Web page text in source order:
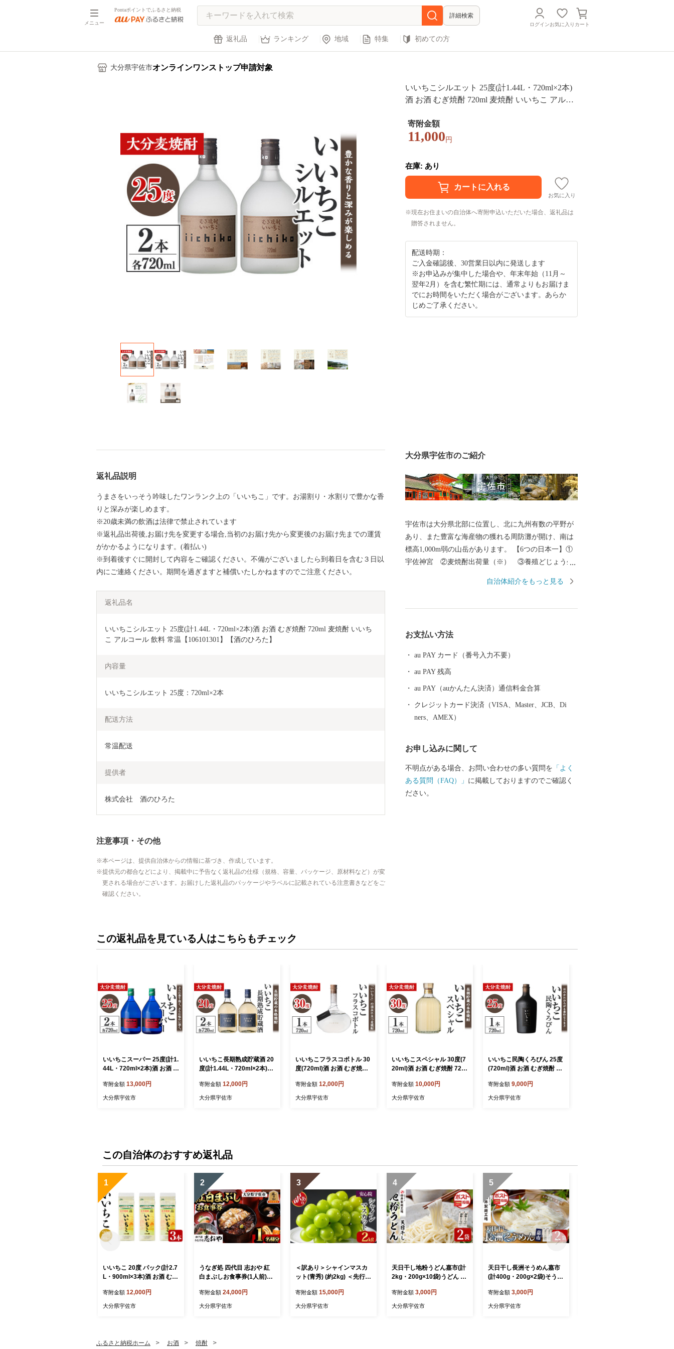
メニュー
Pontaポイントでふるさと納税
詳細検索
ログインお気に入り カート
返礼品 ランキング 地域 特集 初めての方
大分県宇佐市オンラインワンストップ申請対象
いいちこシルエット 25度(計1.44L・720ml×2本)
酒 お酒 むぎ焼酎 720ml 麦焼酎 いいちこ アルコ
寄附金額
11,000 円
在庫: あり
お気に入り
現在お住まいの自治体へ寄附申込いただいた場合、返礼品は
贈答されません。
配送時期：
ご入金確認後、30営業日以内に発送します
※お申込みが集中した場合や、年末年始（11月～
翌年2月）を含む繁忙期には、通常よりもお届けま
でにお時間をいただく場合がございます。あらか
じめご了承ください。
返礼品説明
うまさをいっそう吟味したワンランク上の「いいちこ」です。お湯割り・水割りで豊かな香
りと深みが楽しめます。
※20歳未満の飲酒は法律で禁止されています
※返礼品出荷後,お届け先を変更する場合,当初のお届け先から変更後のお届け先までの運賃
がかかるようになります。(着払い)
※到着後すぐに開封して内容をご確認ください。不備がございましたら到着日を含む３日以
内にご連絡ください。期間を過ぎますと補償いたしかねますのでご注意ください。
返礼品名
いいちこシルエット 25度(計1.44L・720ml×2本)酒 お酒 むぎ焼酎 720ml 麦焼酎 いいち
こ アルコール 飲料 常温【106101301】【酒のひろた】
内容量
いいちこシルエット 25度：720ml×2本
配送方法
常温配送
提供者
株式会社　酒のひろた
注意事項・その他
本ページは、提供自治体からの情報に基づき、作成しています。
提供元の都合などにより、掲載中に予告なく返礼品の仕様（規格、容量、パッケージ、原材料など）が変
更される場合がございます。お届けした返礼品のパッケージやラベルに記載されている注意書きなどをご
確認ください。
大分県宇佐市のご紹介
宇佐市は大分県北部に位置し、北に九州有数の平野が
あり、また豊富な海産物の獲れる周防灘が開け、南は
標高1,000m弱の山岳があります。 【6つの日本一】①
宇佐神宮 ②麦焼酎出荷量（※） ③養殖どじょう生
発祥地】①神仏習合 ②神輿 ③放生会 ④万年青
した集計による
自治体紹介をもっと見る
お支払い方法
au PAY カード（番号入力不要）
au PAY 残高
au PAY（auかんたん決済）通信料金合算
クレジットカード決済（VISA、Master、JCB、Di
ners、AMEX）
お申し込みに関して
不明点がある場合、お問い合わせの多い質問を 「よく
ある質問（FAQ）」 に掲載しておりますのでご確認く
ださい。
この返礼品を見ている人はこちらもチェック
いいちこスーパー 25度(計1.
44L・720ml×2本)酒 お酒 む
ルコール 飲料 常温【10610
2500】【酒のひろた】
寄附金額 13,000円
大分県宇佐市
いいちこ長期熟成貯蔵酒 20
度(計1.44L・720ml×2本)酒
いいちこ アルコール 飲料
常温【106101600】【酒の
寄附金額 12,000円
大分県宇佐市
いいちこフラスコボトル 30
度(720ml)酒 お酒 むぎ焼酎
コール 飲料 ボトル 常温【1
06101401】【酒のひろた】
寄附金額 12,000円
大分県宇佐市
いいちこスペシャル 30度(7
20ml)酒 お酒 むぎ焼酎 720
ール 飲料 常温【10610120
0】【酒のひろた】
寄附金額 10,000円
大分県宇佐市
いいちこ民陶くろびん 25度
(720ml)酒 お酒 むぎ焼酎 72
ール 飲料 常温【10610050
1】【酒のひろた】
寄附金額 9,000円
大分県宇佐市
この自治体のおすすめ返礼品
1
いいちこ 20度 パック(計2.7
L・900ml×3本)酒 お酒 むぎ
コール 飲料 常温 紙パック
【106101500】【酒のひろ
寄附金額 12,000円
大分県宇佐市
2
うなぎ処 四代目 志おや 紅
白まぶしお食事券(1人前)う
蒲焼き 白焼き うな重 ひつ
まぶし タレ付き 勝負めし
寄附金額 24,000円
大分県宇佐市
3
＜訳あり＞シャインマスカ
ット(青秀) (約2kg) ＜先行予
から順次発送予定＞ ＜北海
道 沖縄 離島配送不可＞ぶど
寄附金額 15,000円
大分県宇佐市
4
天日干し地粉うどん嘉市(計
2kg・200g×10袋)うどん 饂
調理 常温 大分県産【10140
1600】【四井製麺工場】
寄附金額 3,000円
大分県宇佐市
5
天日干し長洲そうめん嘉市
(計400g・200g×2袋)そうめ
ツルツル 簡単調理 常温 大
分県産【101401500】【四
寄附金額 3,000円
大分県宇佐市
ふるさと納税ホーム お酒 焼酎